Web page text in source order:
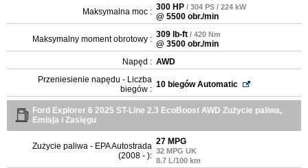
Maksymalna moc : 300 HP / 304 PS / 224 kW
@ 5500 obr./min
Maksymalny moment obrotowy : 309 lb-ft / 420 Nm
@ 3500 obr./min
Napęd : AWD
Przeniesienie napędu - Liczba
biegów : 10 biegów Automatic
Ford Explorer 6 2025 ST-Line 2.3 EcoBoost AWD Zużycie paliwa,
Emisja i Zasięgu
Zużycie paliwa - EPA Autostrada
(2008 - ):
27 MPG
32 MPG UK
8.7 L/100 km